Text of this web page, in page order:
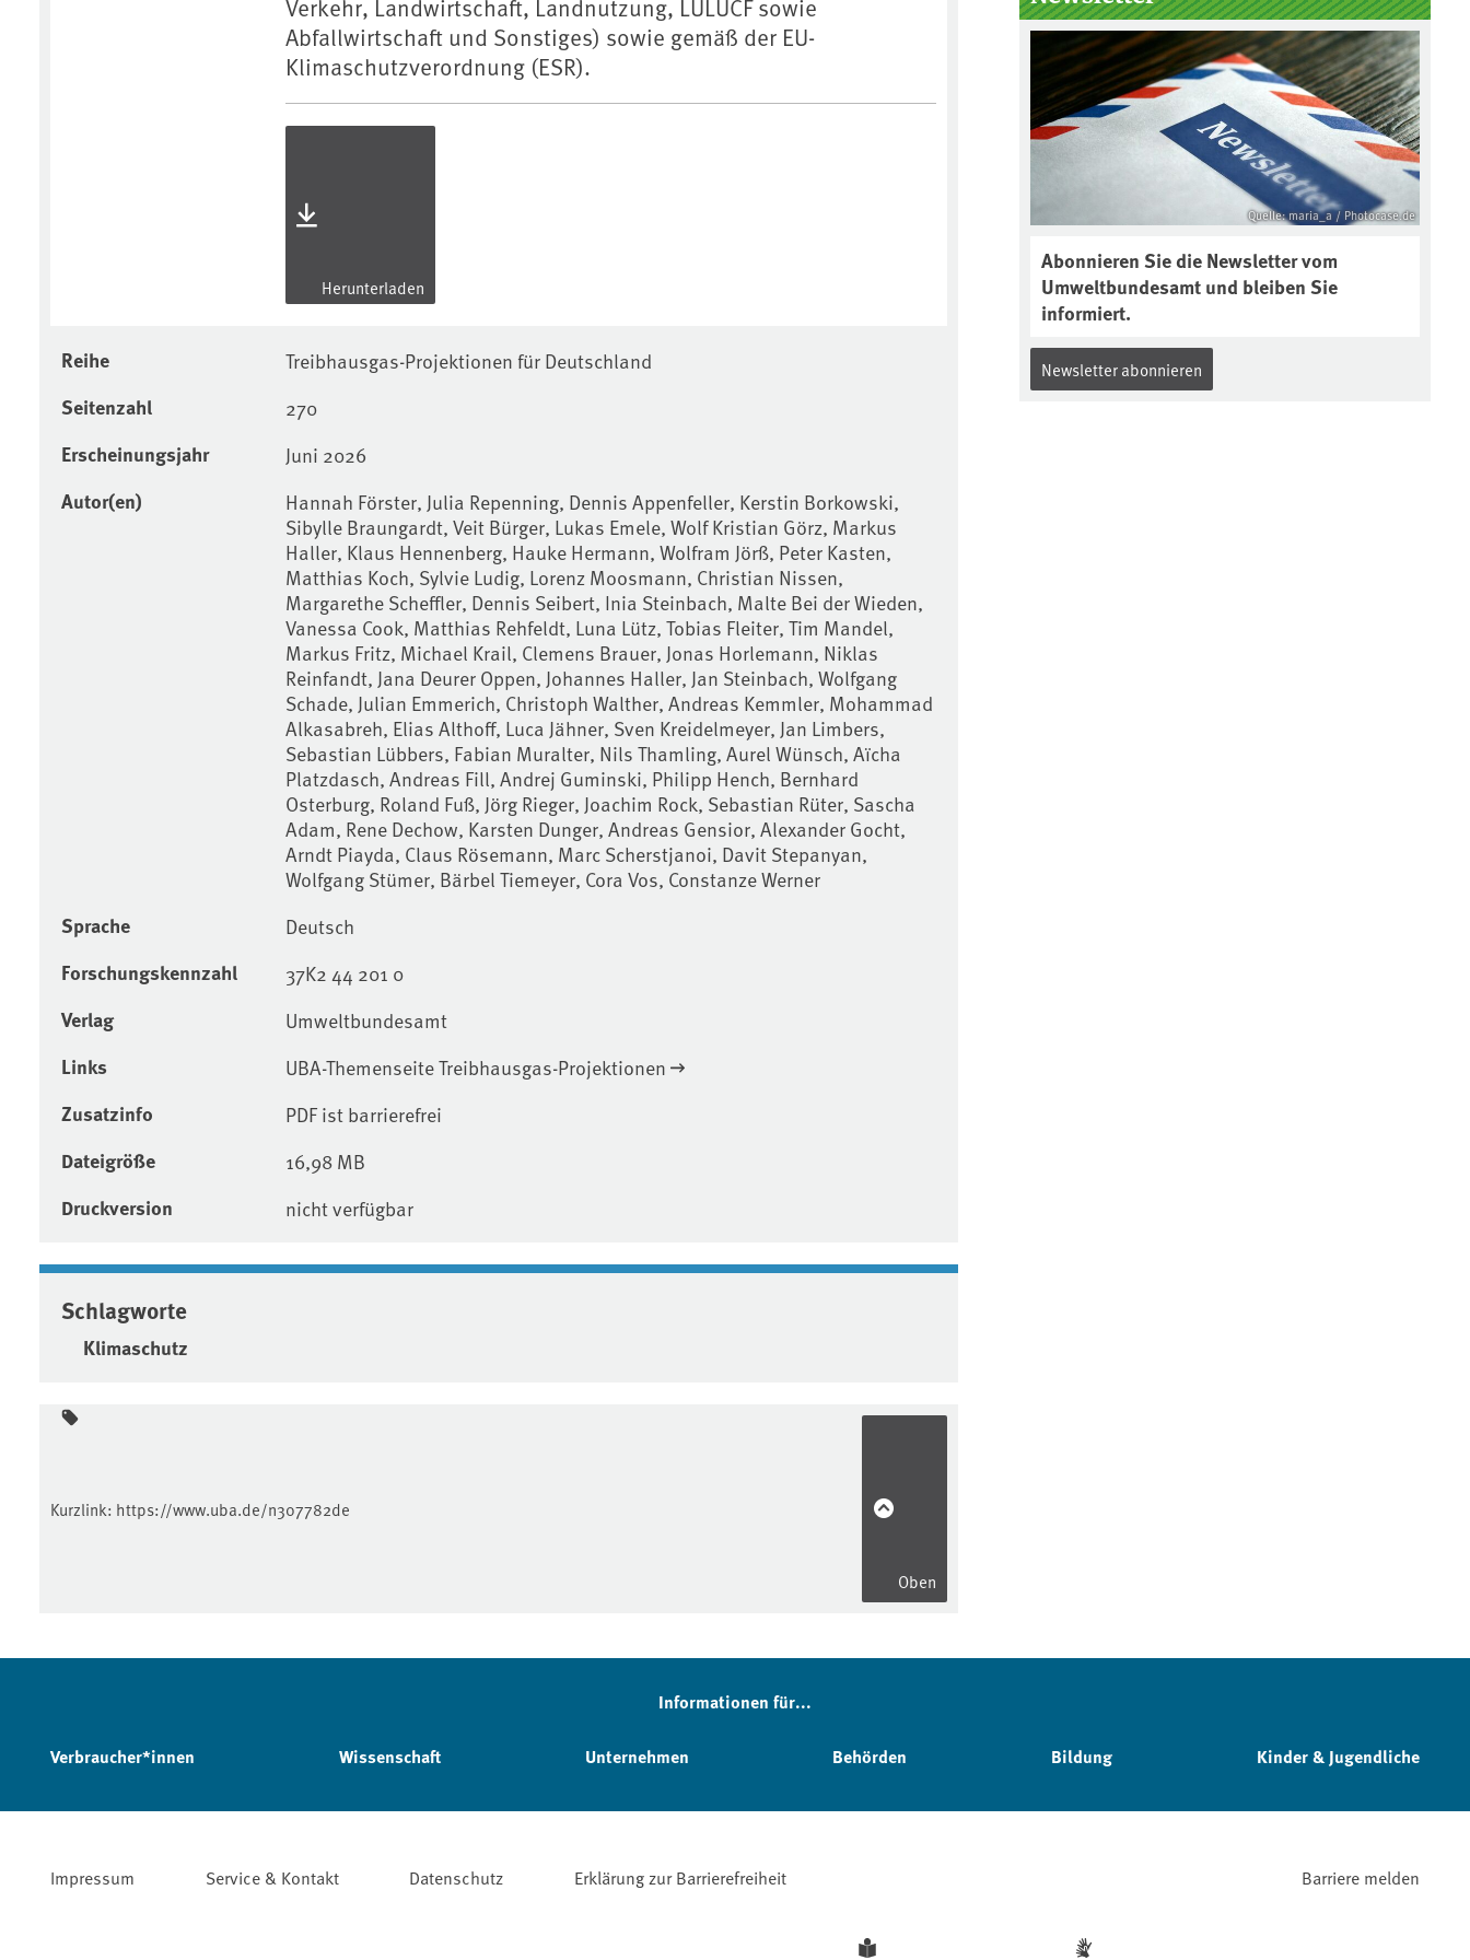
Verkehr, Landwirtschaft, ⁠Landnutzung⁠, ⁠LULUCF⁠ sowie
Abfallwirtschaft und Sonstiges) sowie gemäß der EU-
Klimaschutzverordnung (ESR).
Herunterladen
Reihe Treibhausgas-Projektionen für Deutschland
Seitenzahl 270
Erscheinungsjahr Juni 2026
Autor(en)
Hannah Förster, Julia Repenning, Dennis Appenfeller, Kerstin Borkowski,
Sibylle Braungardt, Veit Bürger, Lukas Emele, Wolf Kristian Görz, Markus
Haller, Klaus Hennenberg, Hauke Hermann, Wolfram Jörß, Peter Kasten,
Matthias Koch, Sylvie Ludig, Lorenz Moosmann, Christian Nissen,
Margarethe Scheffler, Dennis Seibert, Inia Steinbach, Malte Bei der Wieden,
Vanessa Cook, Matthias Rehfeldt, Luna Lütz, Tobias Fleiter, Tim Mandel,
Markus Fritz, Michael Krail, Clemens Brauer, Jonas Horlemann, Niklas
Reinfandt, Jana Deurer Oppen, Johannes Haller, Jan Steinbach, Wolfgang
Schade, Julian Emmerich, Christoph Walther, Andreas Kemmler, Mohammad
Alkasabreh, Elias Althoff, Luca Jähner, Sven Kreidelmeyer, Jan Limbers,
Sebastian Lübbers, Fabian Muralter, Nils Thamling, Aurel Wünsch, Aïcha
Platzdasch, Andreas Fill, Andrej Guminski, Philipp Hench, Bernhard
Osterburg, Roland Fuß, Jörg Rieger, Joachim Rock, Sebastian Rüter, Sascha
Adam, Rene Dechow, Karsten Dunger, Andreas Gensior, Alexander Gocht,
Arndt Piayda, Claus Rösemann, Marc Scherstjanoi, Davit Stepanyan,
Wolfgang Stümer, Bärbel Tiemeyer, Cora Vos, Constanze Werner
Sprache Deutsch
Forschungskennzahl 37K2 44 201 0
Verlag Umweltbundesamt
Links UBA-Themenseite Treibhausgas-Projektionen
Zusatzinfo PDF ist barrierefrei
Dateigröße 16,98 MB
Druckversion nicht verfügbar
Schlagworte
Klimaschutz
Boden des Jahres ausgewählt und
was passiert eigentlich während
eines solchen Bodenjahres? Infos
dazu gibt es im aktuellen Podcast
„Soilcast“. Jetzt reinhören:
https://soilcast.de/interview/sc20
2-interview-die-kuer-der-krume/
Quelle: maria_a / Photocase.de
Abonnieren Sie die Newsletter vom
Umweltbundesamt und bleiben Sie
informiert.
Newsletter abonnieren
Kurzlink: https://www.uba.de/n307782de
Oben
Informationen für...
Verbraucher*innen Wissenschaft Unternehmen Behörden Bildung Kinder & Jugendliche
Impressum Service & Kontakt Datenschutz Erklärung zur Barrierefreiheit Barriere melden